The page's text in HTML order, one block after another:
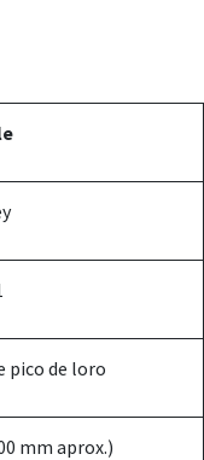
pico de loro
mm aprox.)